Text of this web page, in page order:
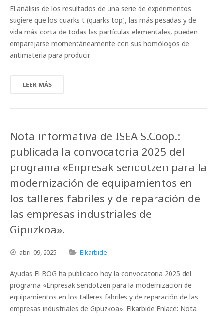
El análisis de los resultados de una serie de experimentos
sugiere que los quarks t (quarks top), las más pesadas y de
vida más corta de todas las partículas elementales, pueden
emparejarse momentáneamente con sus homólogos de
antimateria para producir
LEER MÁS
Nota informativa de ISEA S.Coop.:
publicada la convocatoria 2025 del
programa «Enpresak sendotzen para la
modernización de equipamientos en
los talleres fabriles y de reparación de
las empresas industriales de
Gipuzkoa».
abril 09, 2025 Elkarbide
Ayudas El BOG ha publicado hoy la convocatoria 2025 del
programa «Enpresak sendotzen para la modernización de
equipamientos en los talleres fabriles y de reparación de las
empresas industriales de Gipuzkoa». Elkarbide Enlace: Nota